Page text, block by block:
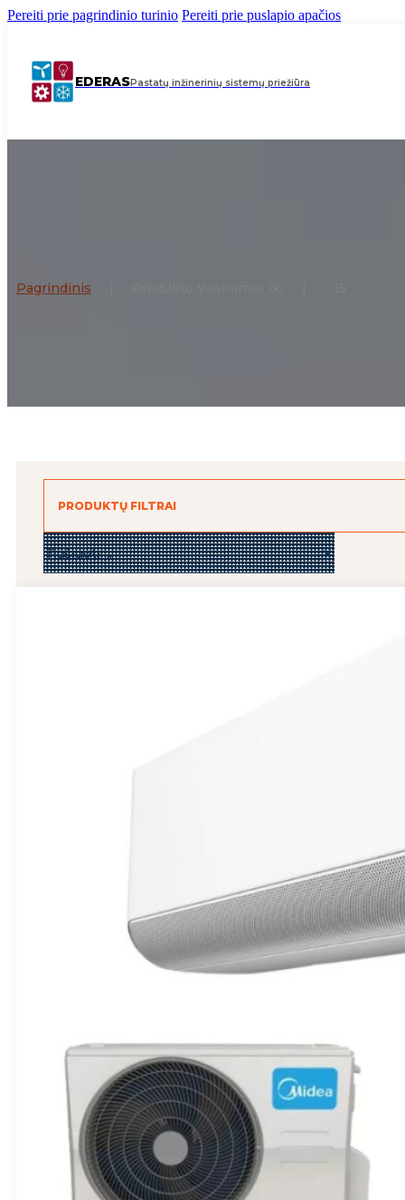
Pereiti prie pagrindinio turinio Pereiti prie puslapio apačios
EDERASPastatų inžinerinių sistemų priežiūra
Pagrindinis
PRODUKTŲ FILTRAI